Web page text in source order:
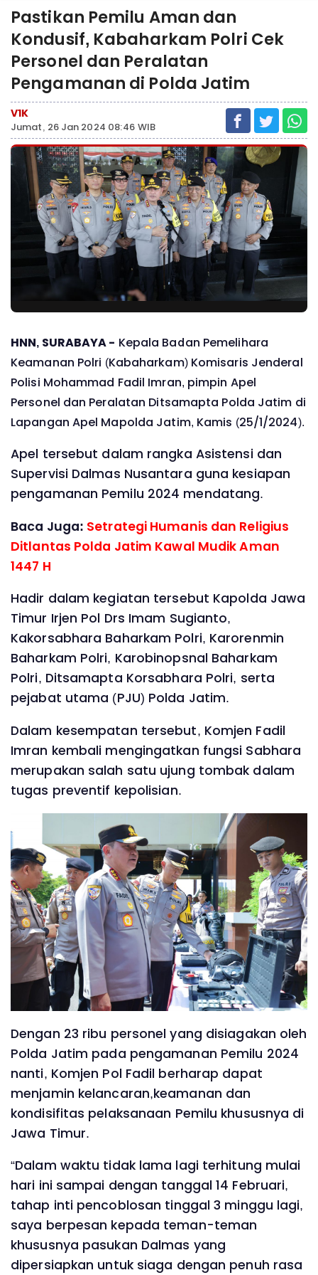
Pastikan Pemilu Aman dan
Kondusif, Kabaharkam Polri Cek
Personel dan Peralatan
Pengamanan di Polda Jatim
V1K
Jumat, 26 Jan 2024 08:46 WIB
HNN, SURABAYA - Kepala Badan Pemelihara
Keamanan Polri (Kabaharkam) Komisaris Jenderal
Polisi Mohammad Fadil Imran, pimpin Apel
Personel dan Peralatan Ditsamapta Polda Jatim di
Lapangan Apel Mapolda Jatim, Kamis (25/1/2024).
Apel tersebut dalam rangka Asistensi dan
Supervisi Dalmas Nusantara guna kesiapan
pengamanan Pemilu 2024 mendatang.
Baca Juga: Setrategi Humanis dan Religius
Ditlantas Polda Jatim Kawal Mudik Aman
1447 H
Hadir dalam kegiatan tersebut Kapolda Jawa
Timur Irjen Pol Drs Imam Sugianto,
Kakorsabhara Baharkam Polri, Karorenmin
Baharkam Polri, Karobinopsnal Baharkam
Polri, Ditsamapta Korsabhara Polri, serta
pejabat utama (PJU) Polda Jatim.
Dalam kesempatan tersebut, Komjen Fadil
Imran kembali mengingatkan fungsi Sabhara
merupakan salah satu ujung tombak dalam
tugas preventif kepolisian.
Dengan 23 ribu personel yang disiagakan oleh
Polda Jatim pada pengamanan Pemilu 2024
nanti, Komjen Pol Fadil berharap dapat
menjamin kelancaran,keamanan dan
kondisifitas pelaksanaan Pemilu khususnya di
Jawa Timur.
“Dalam waktu tidak lama lagi terhitung mulai
hari ini sampai dengan tanggal 14 Februari,
tahap inti pencoblosan tinggal 3 minggu lagi,
saya berpesan kepada teman-teman
khususnya pasukan Dalmas yang
dipersiapkan untuk siaga dengan penuh rasa